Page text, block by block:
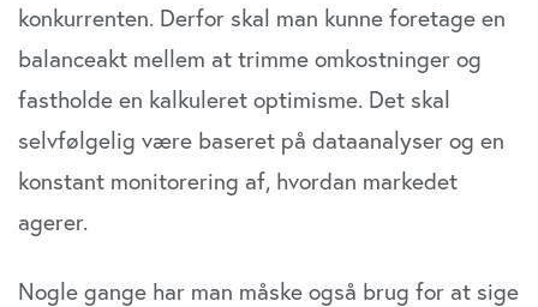
konkurrenten. Derfor skal man kunne foretage en
balanceakt mellem at trimme omkostninger og
fastholde en kalkuleret optimisme. Det skal
selvfølgelig være baseret på dataanalyser og en
konstant monitorering af, hvordan markedet
agerer.
Nogle gange har man måske også brug for at sige